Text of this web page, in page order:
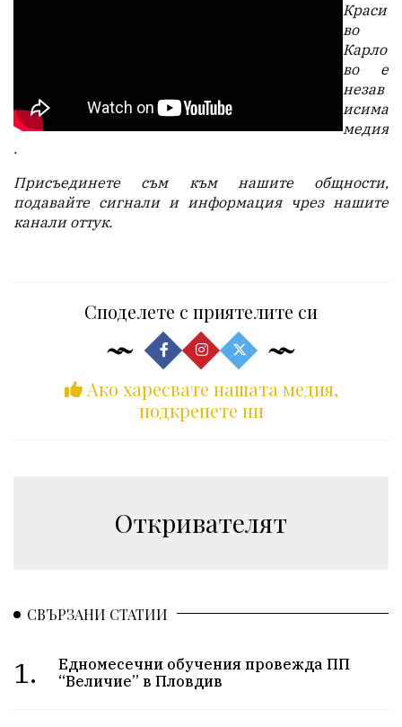
Краси
во
Карло
во е
незав
исима
медия
.
Присъединете съм към нашите общности,
подавайте сигнали и информация чрез нашите
канали оттук.
Споделете с приятелите си
Ако харесвате нашата медия,
подкрепете ни
Откривателят
СВЪРЗАНИ СТАТИИ
1.
Едномесечни обучения провежда ПП
“Величие” в Пловдив